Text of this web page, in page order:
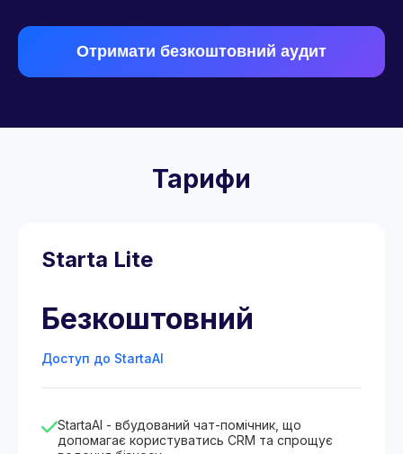
Отримати безкоштовний аудит
Тарифи
Starta Lite
Безкоштовний
Доступ до StartaAI
StartaAI - вбудований чат-помічник, що
допомагає користуватись CRM та спрощує